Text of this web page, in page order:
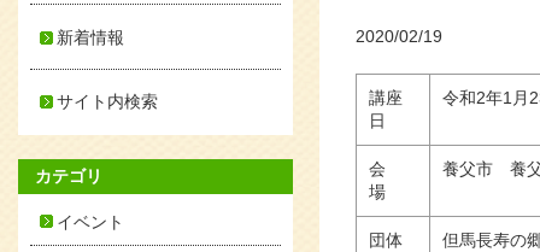
2020/02/19
講座
日
令和2年1月
会
場
養父市 養
団体
但馬長寿の
新着情報
サイト内検索
カテゴリ
イベント